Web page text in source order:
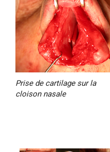
Prise de cartilage sur la
cloison nasale